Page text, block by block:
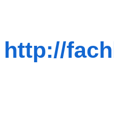
http://